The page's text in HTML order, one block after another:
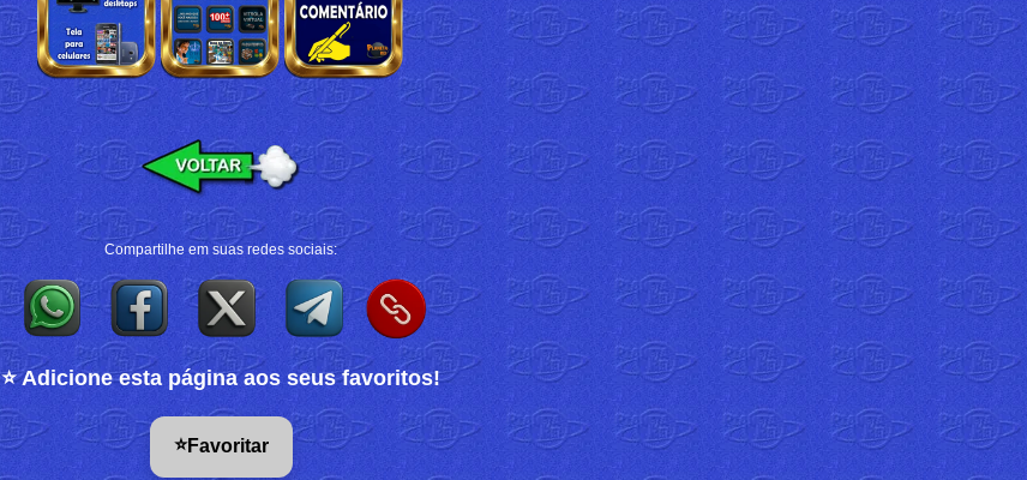
Compartilhe em suas redes sociais:
⭐ Adicione esta página aos seus favoritos!
⭐Favoritar